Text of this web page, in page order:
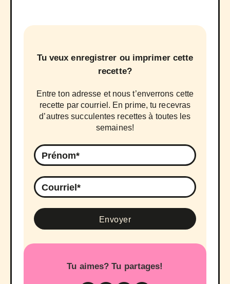
Tu veux enregistrer ou imprimer cette
recette?
Entre ton adresse et nous t’enverrons cette
recette par courriel. En prime, tu recevras
d’autres succulentes recettes à toutes les
semaines!
Tu aimes? Tu partages!